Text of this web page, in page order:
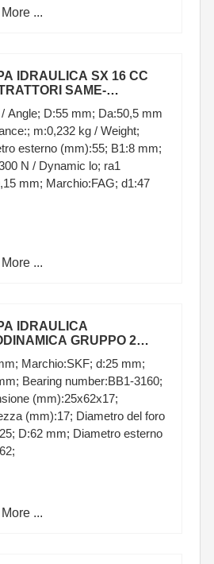
...
IDRAULICA SX 16 CC
SAME-
/ Angle; D:55 mm; Da:50,5 mm
m:0,232 kg / Weight;
esterno (mm):55; B1:8 mm;
N / Dynamic lo; ra1
mm; Marchio:FAG; d1:47
...
IDRAULICA
GRUPPO 2
FIAT
Marchio:SKF; d:25 mm;
Bearing number:BB1-3160;
(mm):25x62x17;
(mm):17; Diametro del foro
D:62 mm; Diametro esterno
...